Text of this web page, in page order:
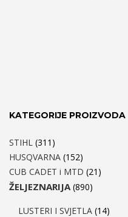
KATEGORIJE PROIZVODA
STIHL (311)
HUSQVARNA (152)
CUB CADET i MTD (21)
ŽELJEZNARIJA (890)
LUSTERI I SVJETLA (14)